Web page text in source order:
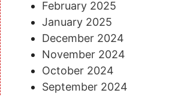
February 2025
January 2025
December 2024
November 2024
October 2024
September 2024